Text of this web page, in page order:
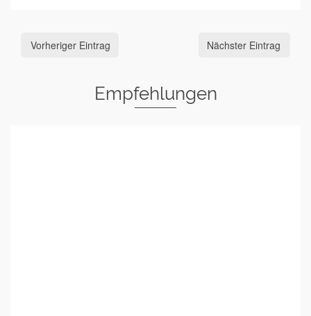
Vorheriger Eintrag Nächster Eintrag
Empfehlungen